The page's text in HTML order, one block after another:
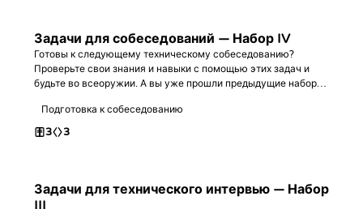
Задачи для собеседований — Набор IV
Готовы к следующему техническому собеседованию?
Проверьте свои знания и навыки с помощью этих задач и
будьте во всеоружии. А вы уже прошли предыдущие наборы?
Подготовка к собеседованию
3 3
Задачи для технического интервью — Набор
III